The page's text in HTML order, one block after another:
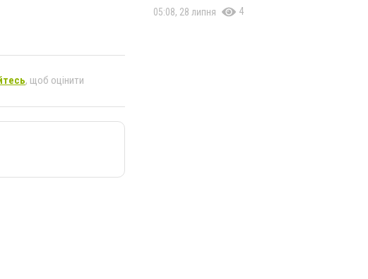
, щоб оцінити
05:08, 28 липня 4